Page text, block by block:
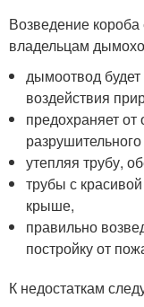
Возведение
владельцам
дымоотвод
воздействия
предохраняет от
утепляя трубу,
трубы с
крыше,
правильно
постройку от
К недостаткам